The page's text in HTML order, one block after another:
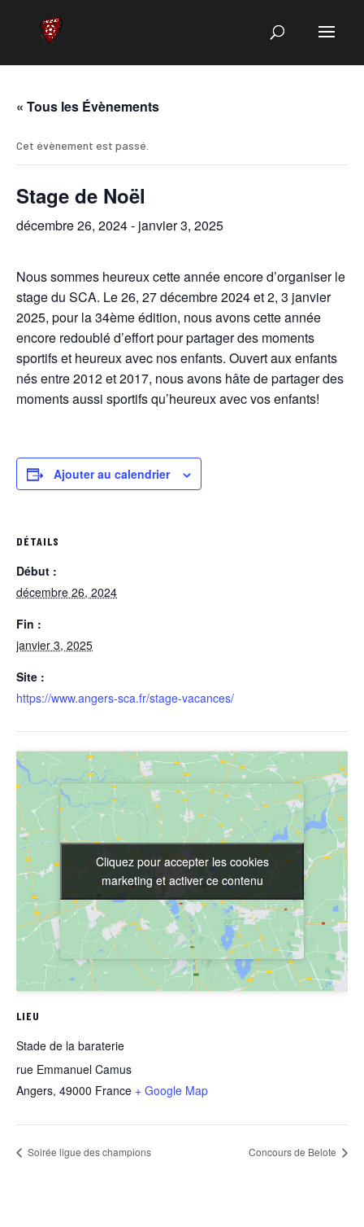
« Tous les Évènements
Cet évènement est passé.
Stage de Noël
décembre 26, 2024- janvier 3, 2025
Nous sommes heureux cette année encore d’organiser le
stage du SCA. Le 26, 27 décembre 2024 et 2, 3 janvier
2025, pour la 34ème édition, nous avons cette année
encore redoublé d’effort pour partager des moments
sportifs et heureux avec nos enfants. Ouvert aux enfants
nés entre 2012 et 2017, nous avons hâte de partager des
moments aussi sportifs qu’heureux avec vos enfants!
Ajouter au calendrier
DÉTAILS
Début :
décembre 26, 2024
Fin :
janvier 3, 2025
Site :
https://www.angers-sca.fr/stage-vacances/
LIEU
Stade de la baraterie
rue Emmanuel Camus
Angers, 49000 France + Google Map
Cliquez pour accepter les cookies
marketing et activer ce contenu
Cliquez pour accepter les cookies
marketing et activer ce contenu
Soirée ligue des champions Concours de Belote